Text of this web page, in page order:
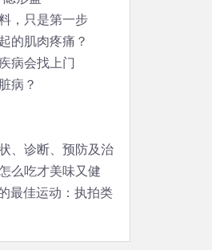
，只是第一步
的肌肉疼痛？
病会找上门
病？
、诊断、预防及治
么吃才美味又健
最佳运动：执拍类